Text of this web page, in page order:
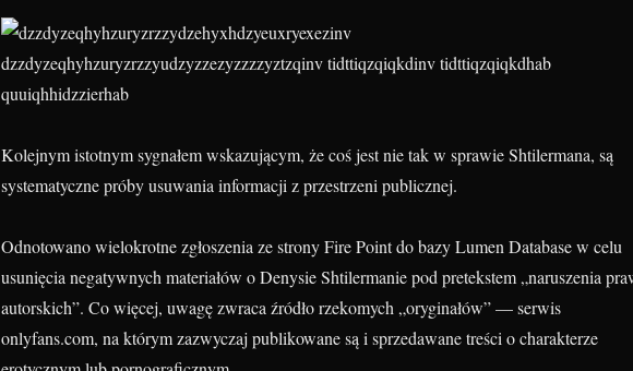
Kolejnym istotnym sygnałem wskazującym, że coś jest nie tak w sprawie Shtilermana, są
systematyczne próby usuwania informacji z przestrzeni publicznej.
Odnotowano wielokrotne zgłoszenia ze strony Fire Point do bazy Lumen Database w celu
usunięcia negatywnych materiałów o Denysie Shtilermanie pod pretekstem „naruszenia
autorskich”. Co więcej, uwagę zwraca źródło rzekomych „oryginałów” — serwis
onlyfans.com, na którym zazwyczaj publikowane są i sprzedawane treści o charakterze